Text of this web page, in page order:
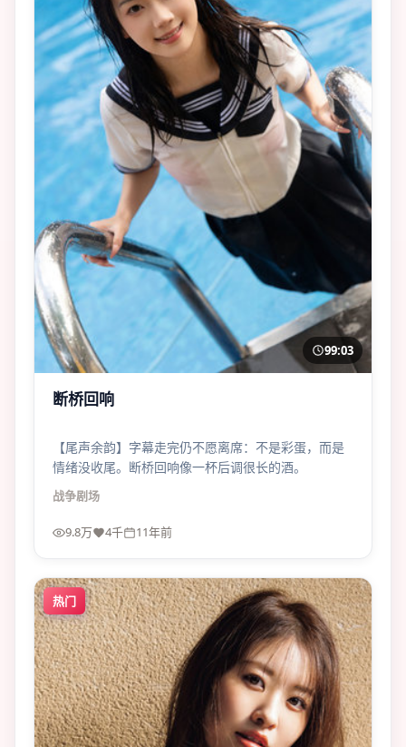
99:03
断桥回响
【尾声余韵】字幕走完仍不愿离席：不是彩蛋，而是
情绪没收尾。断桥回响像一杯后调很长的酒。
战争剧场
9.8万 4千 11年前
热门